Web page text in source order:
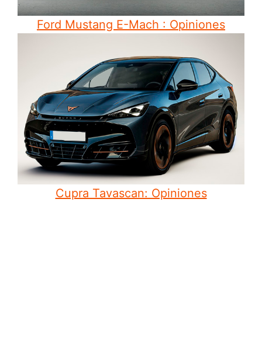
Ford Mustang E-Mach : Opiniones
Cupra Tavascan: Opiniones